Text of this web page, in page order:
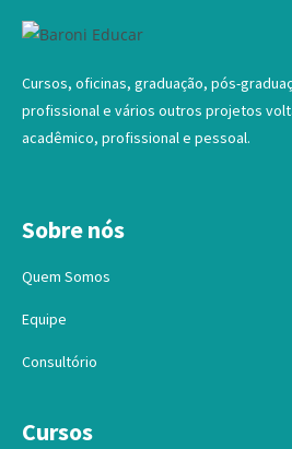
Cursos, oficinas, graduação, pós-
profissional e vários outros projetos
acadêmico, profissional e pessoal.
Sobre nós
Quem Somos
Equipe
Consultório
Cursos